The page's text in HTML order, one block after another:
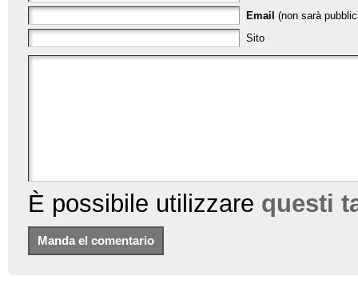
Email (non sarà
Sito
È possibile utilizzare questi